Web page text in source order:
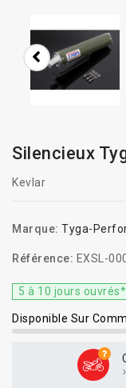
Silencieux
Kevlar
Marque: Tyga-
Référence: EXSL-
5 à 10 jours ouvrés*
Disponible Sur